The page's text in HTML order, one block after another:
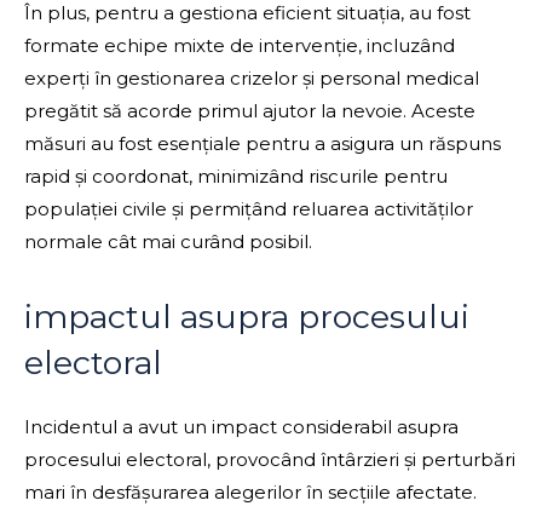
În plus, pentru a gestiona eficient situația, au fost
formate echipe mixte de intervenție, incluzând
experți în gestionarea crizelor și personal medical
pregătit să acorde primul ajutor la nevoie. Aceste
măsuri au fost esențiale pentru a asigura un răspuns
rapid și coordonat, minimizând riscurile pentru
populației civile și permițând reluarea activităților
normale cât mai curând posibil.
impactul asupra procesului
electoral
Incidentul a avut un impact considerabil asupra
procesului electoral, provocând întârzieri și perturbări
mari în desfășurarea alegerilor în secțiile afectate.